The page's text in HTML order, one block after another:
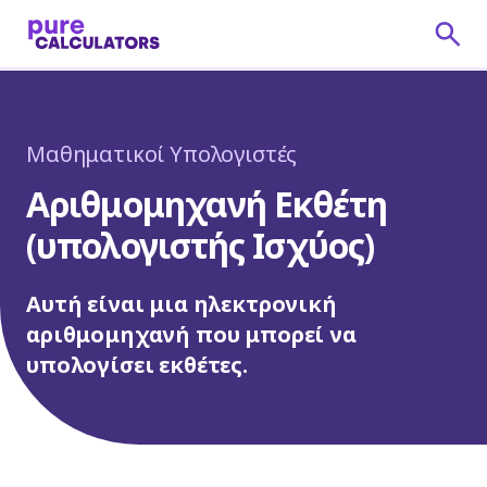
Μαθηματικοί Υπολογιστές
Αριθμομηχανή Εκθέτη
(υπολογιστής Ισχύος)
Αυτή είναι μια ηλεκτρονική
αριθμομηχανή που μπορεί να
υπολογίσει εκθέτες.